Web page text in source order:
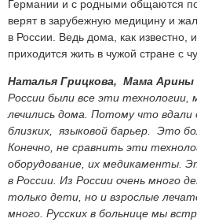
Германии и с родными общаются
верят в зарубежную медицину и
в России. Ведь дома, как известно,
приходится жить в чужой стране с
Наталья Грицкова, Мама Арины
России были все эти технологии,
лечились дома. Потому что
близких, языковой барьер. Это
Конечно, не сравнить эти
оборудование, их медикаменты.
в России. Из России очень много
только дети, но и взрослые
много. Русских в больнице мы